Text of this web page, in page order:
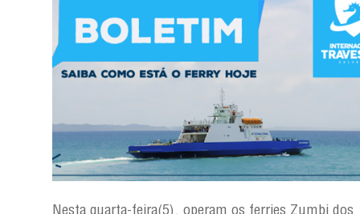
Nesta quarta-feira(5), operam os ferries Zumbi dos